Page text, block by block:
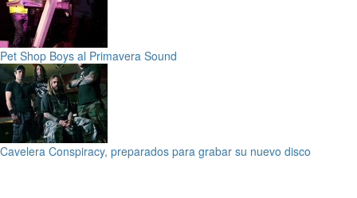
Pet Shop Boys al Primavera Sound
Cavelera Conspiracy, preparados para grabar su nuevo disco